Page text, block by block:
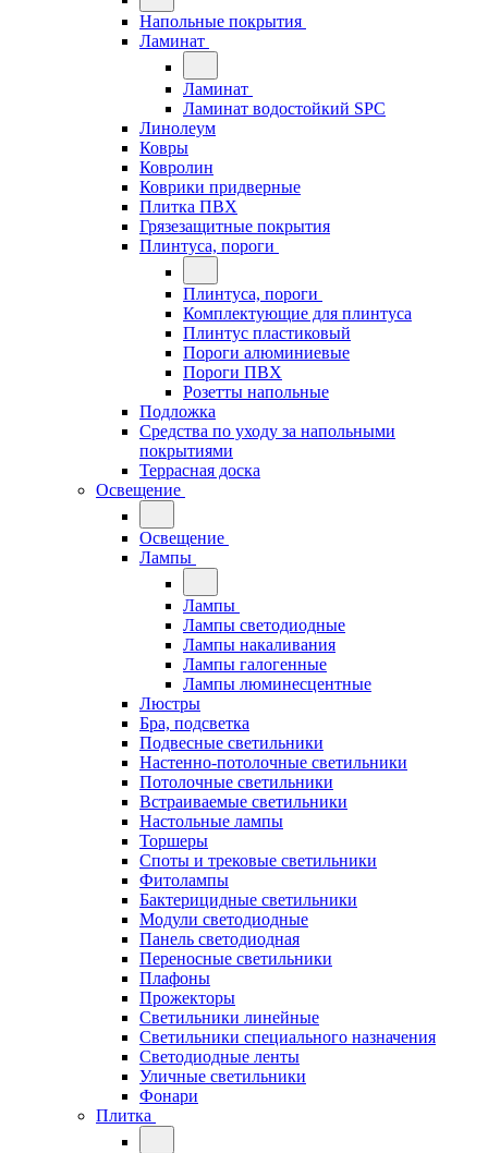
Напольные покрытия
Ламинат
Ламинат
Ламинат водостойкий SPC
Линолеум
Ковры
Ковролин
Коврики придверные
Плитка ПВХ
Грязезащитные покрытия
Плинтуса, пороги
Плинтуса, пороги
Комплектующие для плинтуса
Плинтус пластиковый
Пороги алюминиевые
Пороги ПВХ
Розетты напольные
Подложка
Средства по уходу за напольными
покрытиями
Террасная доска
Освещение
Освещение
Лампы
Лампы
Лампы светодиодные
Лампы накаливания
Лампы галогенные
Лампы люминесцентные
Люстры
Бра, подсветка
Подвесные светильники
Настенно-потолочные светильники
Потолочные светильники
Встраиваемые светильники
Настольные лампы
Торшеры
Споты и трековые светильники
Фитолампы
Бактерицидные светильники
Модули светодиодные
Панель светодиодная
Переносные светильники
Плафоны
Прожекторы
Светильники линейные
Светильники специального назначения
Светодиодные ленты
Уличные светильники
Фонари
Плитка